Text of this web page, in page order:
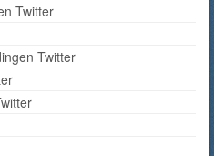
Twitter
Twitter